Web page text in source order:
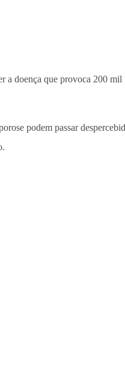
a doença que provoca 200
podem passar